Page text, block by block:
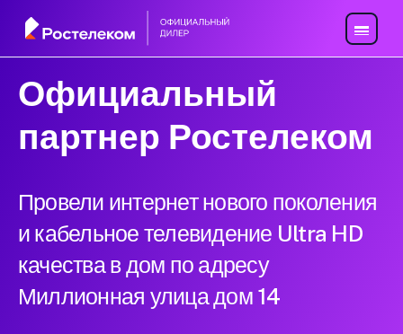
Официальный
партнер Ростелеком
Провели интернет нового поколения
и кабельное телевидение Ultra HD
качества в дом по адресу
Миллионная улица дом 14